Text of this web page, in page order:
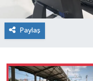
Paylaş